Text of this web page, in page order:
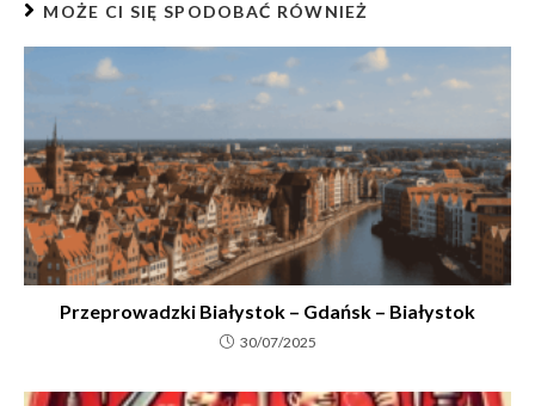
MOŻE CI SIĘ SPODOBAĆ RÓWNIEŻ
Przeprowadzki Białystok – Gdańsk – Białystok
30/07/2025